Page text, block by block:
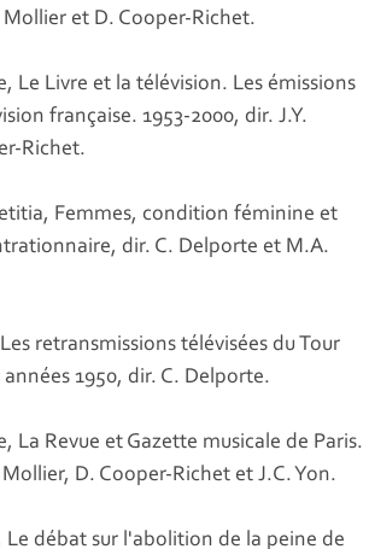
Mollier et D. Cooper-Richet.
Le Livre et la télévision. Les émissions
française. 1953-2000, dir. J.Y.
Richet.
Femmes, condition féminine et
dir. C. Delporte et M.A.
retransmissions télévisées du Tour
1950, dir. C. Delporte.
La Revue et Gazette musicale de Paris.
Mollier, D. Cooper-Richet et J.C. Yon.
Le débat sur l'abolition de la peine de